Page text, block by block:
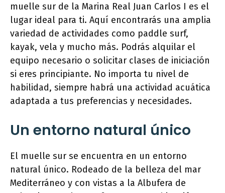
muelle sur de la Marina Real Juan Carlos I es el
lugar ideal para ti. Aquí encontrarás una amplia
variedad de actividades como paddle surf,
kayak, vela y mucho más. Podrás alquilar el
equipo necesario o solicitar clases de iniciación
si eres principiante. No importa tu nivel de
habilidad, siempre habrá una actividad acuática
adaptada a tus preferencias y necesidades.
Un entorno natural único
El muelle sur se encuentra en un entorno
natural único. Rodeado de la belleza del mar
Mediterráneo y con vistas a la Albufera de